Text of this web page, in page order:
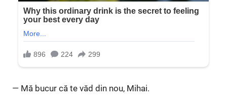
— Mă bucur că te văd din nou, Mihai.